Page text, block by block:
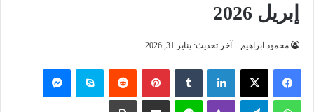
إبريل 2026
محمود ابراهيم آخر تحديث: يناير 31, 2026
فيسبوك ‫X لينكدإن بينتيريست سكايب
واتساب تيلقرام لاين